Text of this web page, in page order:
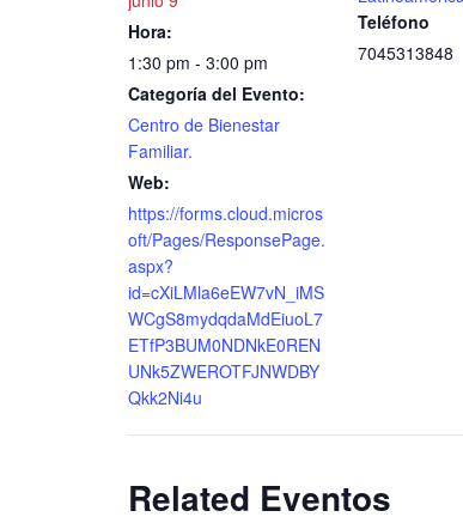
Hora:
1:30 pm - 3:00 pm
Categoría del Evento:
Centro de Bienestar
Familiar.
Web:
https://forms.cloud.micros
oft/Pages/ResponsePage.
aspx?
id=cXiLMla6eEW7vN_iMS
WCgS8mydqdaMdEiuoL7
ETfP3BUM0NDNkE0REN
UNk5ZWEROTFJNWDBY
Qkk2Ni4u
Teléfono
7045313848
Related Eventos